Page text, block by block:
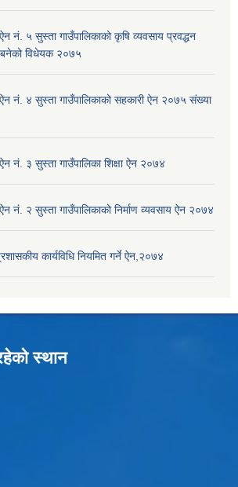
नं. ५ सुस्ता गाउँपालिकाको कृषि व्यवसाय प्रवद्धन
बनेको विधेयक २०७५
नं. ४ सुस्ता गाउँपालिकाको सहकारी ऐन २०७५ संख्या
नं. ३ सुस्ता गाउँपालिका शिक्षा ऐन २०७४
नं. २ सुस्ता गाउँपालिकाको निर्माण व्यवसाय ऐन २०७४
कार्यविधि नियमित गर्ने ऐन,२०७४
स्थान